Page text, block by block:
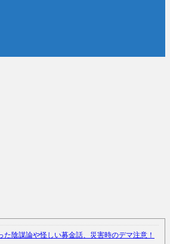
た陰謀論や怪しい募金話、災害時のデマ注意！